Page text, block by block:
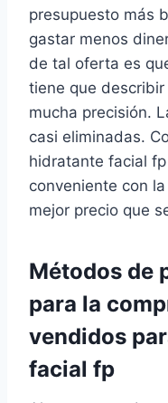
presupuesto más
gastar menos
de tal oferta es
tiene que
mucha precisión.
casi eliminadas.
hidratante facial
conveniente con
mejor precio que
Métodos de
para la
vendidos
facial fp